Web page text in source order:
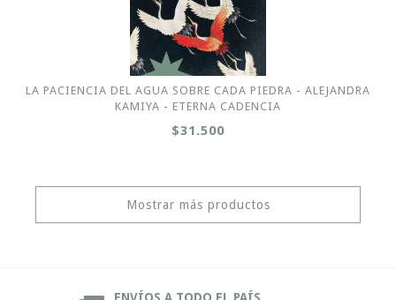
LA PACIENCIA DEL AGUA SOBRE CADA PIEDRA - ALEJANDRA
KAMIYA - ETERNA CADENCIA
$31.500
Mostrar más productos